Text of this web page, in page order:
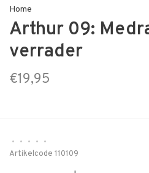
Home
Arthur 09:
verrader
€19,95
• • • •
•
Artikelcode 110109